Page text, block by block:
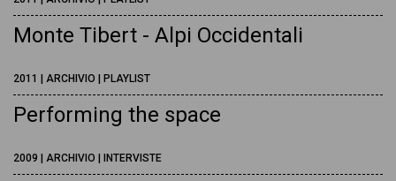
Monte Tibert - Alpi Occidentali
2011 | ARCHIVIO | PLAYLIST
Performing the space
2009 | ARCHIVIO | INTERVISTE